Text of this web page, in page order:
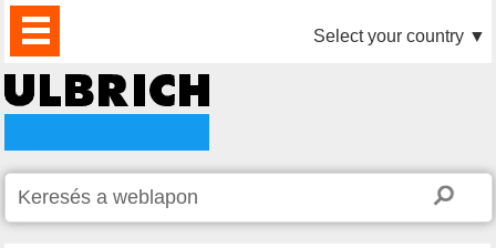
TERMÉKEK
HÍREK
LETÖLTÉS
VIDEÓK
PARTNEREINK
RÓLUNK
KAPCSOLAT Select your country ▼